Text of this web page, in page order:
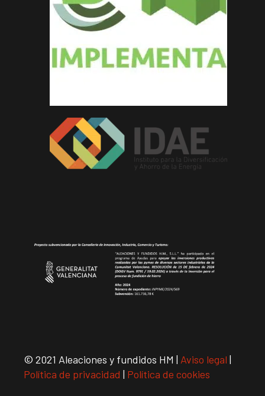
© 2021 Aleaciones y fundidos HM | Aviso legal |
Política de privacidad | Política de cookies